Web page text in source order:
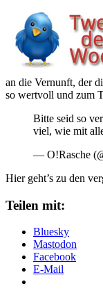
an die Vernunft, der
so wertvoll und zum
Bitte seid so
viel, wie mit
— O!Rasche
Hier geht’s zu den
Teilen mit:
Bluesky
Mastodon
Facebook
E-Mail